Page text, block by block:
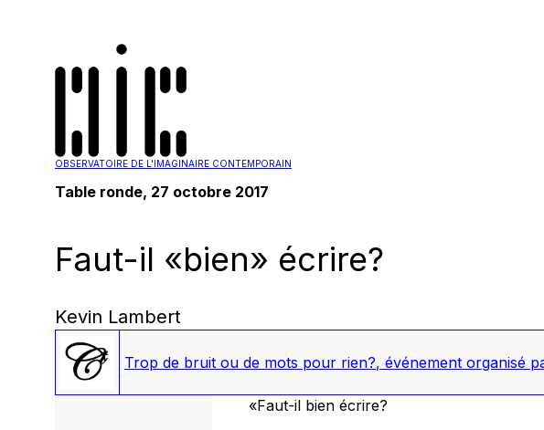
OBSERVATOIRE DE L'IMAGINAIRE CONTEMPORAIN
Table ronde, 27 octobre 2017
Faut-il «bien» écrire?
Kevin Lambert
Trop de bruit ou de mots pour rien?, événement organisé
«Faut-il bien écrire?